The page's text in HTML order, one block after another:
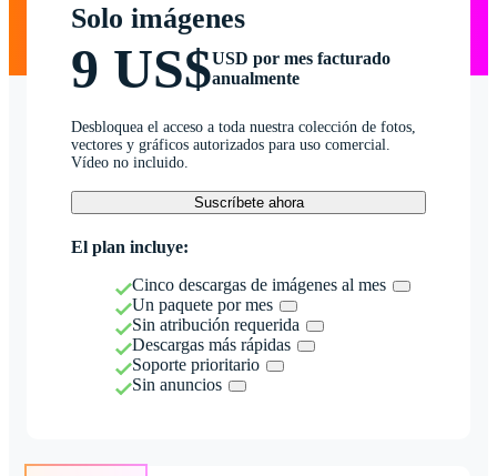
Solo imágenes
9 US$USD por mes facturado
anualmente
Desbloquea el acceso a toda nuestra colección de fotos,
vectores y gráficos autorizados para uso comercial.
Vídeo no incluido.
Suscríbete ahora
El plan incluye:
Cinco descargas de imágenes al mes
Un paquete por mes
Sin atribución requerida
Descargas más rápidas
Soporte prioritario
Sin anuncios